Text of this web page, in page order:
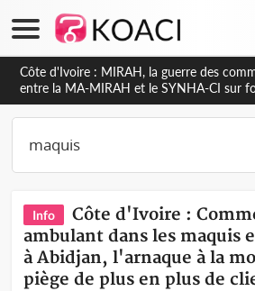
Côte d'Ivoire : Indépendance 2026,
environnement démocratique plus apaisé
Info
Côte d'Ivoire :
ambulant dans les maquis
à Abidjan, l'arnaque à la
piège de plus en plus de